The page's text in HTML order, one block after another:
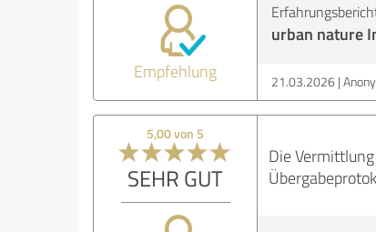
Empfehlung
urban nature
21.03.2026
5,00 von 5
SEHR GUT
Die